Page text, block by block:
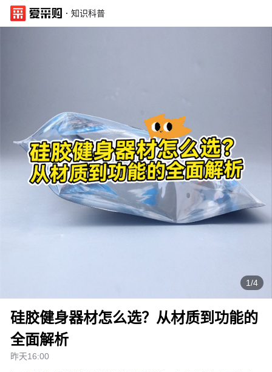
· 知识科普
1/4
硅胶健身器材怎么选？从材质到功能的
全面解析
昨天16:00